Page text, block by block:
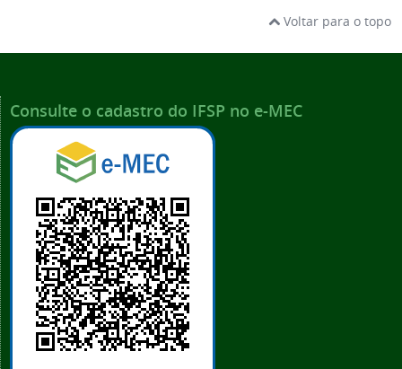
Voltar para o topo
Consulte o cadastro do IFSP no e-MEC